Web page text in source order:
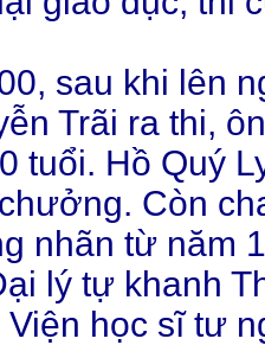
sau khi lên
Trãi ra thi,
tuổi. Hồ Quý
Còn
nhãn từ năm
lý tự khanh
học sĩ tư